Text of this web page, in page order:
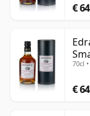
€ 64
70cl
€ 64